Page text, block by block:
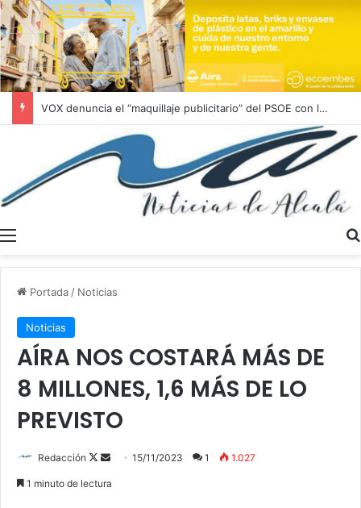
VOX denuncia el “maquillaje publicitario” del PSOE con la vivienda protegida en Alcalá de Guadaíra
Portada / Noticias
Noticias
AÍRA NOS COSTARÁ MÁS DE
8 MILLONES, 1,6 MÁS DE LO
PREVISTO
Redacción
F
15/11/2023 1 1.027
1 minuto de lectura